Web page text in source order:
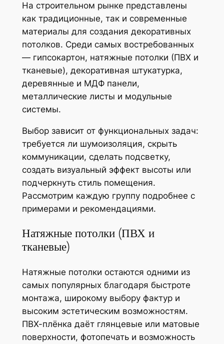
На строительном рынке представлены
как традиционные, так и современные
материалы для создания декоративных
потолков. Среди самых востребованных
— гипсокартон, натяжные потолки (ПВХ и
тканевые), декоративная штукатурка,
деревянные и МДФ панели,
металлические листы и модульные
системы.
Выбор зависит от функциональных задач:
требуется ли шумоизоляция, скрыть
коммуникации, сделать подсветку,
создать визуальный эффект высоты или
подчеркнуть стиль помещения.
Рассмотрим каждую группу подробнее с
примерами и рекомендациями.
Натяжные потолки (ПВХ и
тканевые)
Натяжные потолки остаются одними из
самых популярных благодаря быстроте
монтажа, широкому выбору фактур и
высоким эстетическим возможностям.
ПВХ-плёнка даёт глянцевые или матовые
поверхности, фотопечать и возможность